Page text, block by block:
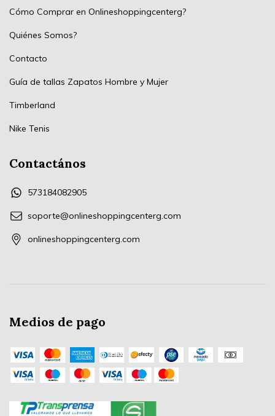
Cómo Comprar en Onlineshoppingcenterg?
Quiénes Somos?
Contacto
Guía de tallas Zapatos Hombre y Mujer
Timberland
Nike Tenis
Contactános
573184082905
soporte@onlineshoppingcenterg.com
onlineshoppingcenterg.com
Medios de pago